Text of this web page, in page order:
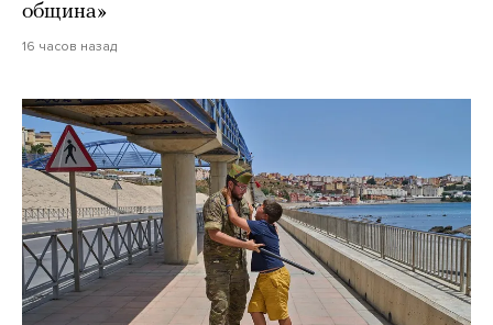
община»
16 часов назад